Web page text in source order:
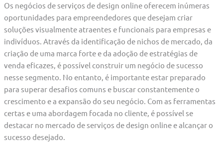
Os negócios de serviços de design online oferecem inúmeras
oportunidades para empreendedores que desejam criar
soluções visualmente atraentes e funcionais para empresas e
indivíduos. Através da identificação de nichos de mercado, da
criação de uma marca forte e da adoção de estratégias de
venda eficazes, é possível construir um negócio de sucesso
nesse segmento. No entanto, é importante estar preparado
para superar desafios comuns e buscar constantemente o
crescimento e a expansão do seu negócio. Com as ferramentas
certas e uma abordagem focada no cliente, é possível se
destacar no mercado de serviços de design online e alcançar o
sucesso desejado.